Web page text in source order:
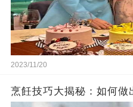
2023/11/20
烹飪技巧大揭秘：如何做